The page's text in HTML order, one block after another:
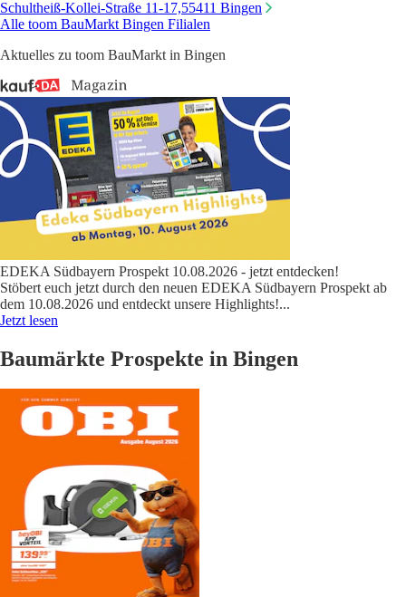
Schultheiß-Kollei-Straße 11-17,55411 Bingen
Alle toom BauMarkt Bingen Filialen
Aktuelles zu toom BauMarkt in Bingen
EDEKA Südbayern Prospekt 10.08.2026 - jetzt entdecken!
Stöbert euch jetzt durch den neuen EDEKA Südbayern Prospekt ab
dem 10.08.2026 und entdeckt unsere Highlights!...
Jetzt lesen
Baumärkte Prospekte in Bingen